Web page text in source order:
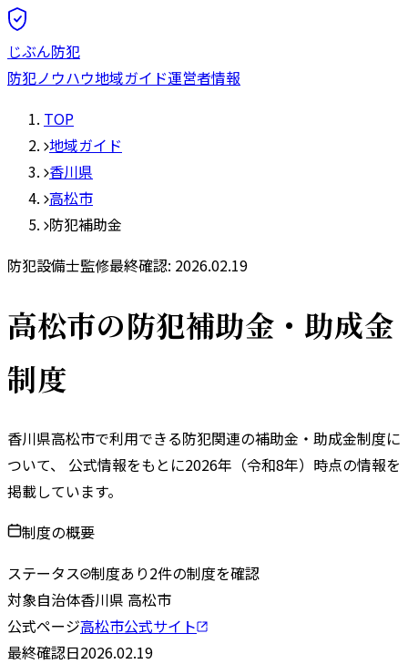
じぶん防犯
防犯ノウハウ地域ガイド運営者情報
TOP
地域ガイド
香川県
高松市
防犯補助金
防犯設備士監修最終確認: 2026.02.19
高松市の防犯補助金・助成金
制度
香川県高松市で利用できる防犯関連の補助金・助成金制度に
ついて、 公式情報をもとに2026年（令和8年）時点の情報を
掲載しています。
制度の概要
ステータス 制度あり2件の制度を確認
対象自治体香川県 高松市
公式ページ高松市公式サイト
最終確認日2026.02.19